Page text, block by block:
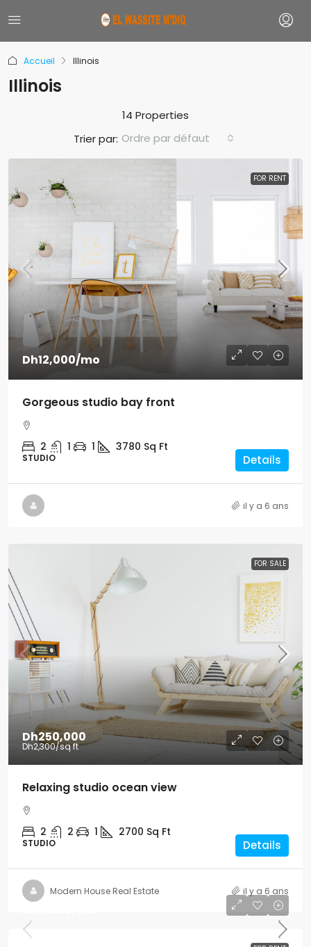
Accueil Illinois
Illinois
14 Properties
Trier par: Ordre par défaut
FOR RENT
Dh12,000/mo
Gorgeous studio bay front
2 1 1 3780 Sq Ft
STUDIO Details
il y a 6 ans
FOR SALE
Dh250,000
Dh2,300/sq ft
Relaxing studio ocean view
2 2 1 2700 Sq Ft
STUDIO Details
Modern House Real Estate il y a 6 ans